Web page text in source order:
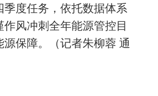
度任务，依托数据体系
风冲刺全年能源管控目
保障。（记者朱柳蓉 通